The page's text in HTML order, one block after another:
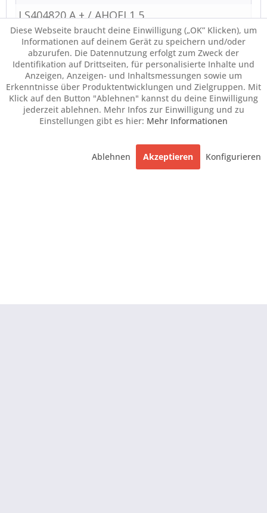
Diese Webseite braucht deine Einwilligung („OK” Klicken), um
Informationen auf deinem Gerät zu speichern und/oder
abzurufen. Die Datennutzung erfolgt zum Zweck der
Identifikation auf Drittseiten, für personalisierte Inhalte und
Anzeigen, Anzeigen- und Inhaltsmessungen sowie um
Erkenntnisse über Produktentwicklungen und Zielgruppen. Mit
Klick auf den Button "Ablehnen" kannst du deine Einwilligung
jederzeit ablehnen. Mehr Infos zur Einwilligung und zu
Einstellungen gibt es hier: Mehr Informationen
Ablehnen Akzeptieren Konfigurieren